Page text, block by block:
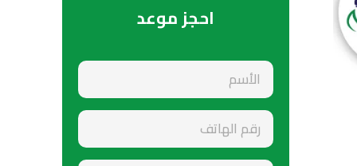
احجز موعد